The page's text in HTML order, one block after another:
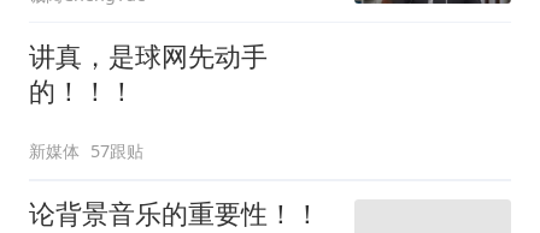
讲真，是球网先动手
的！！！
新媒体 57跟贴
论背景音乐的重要性！！